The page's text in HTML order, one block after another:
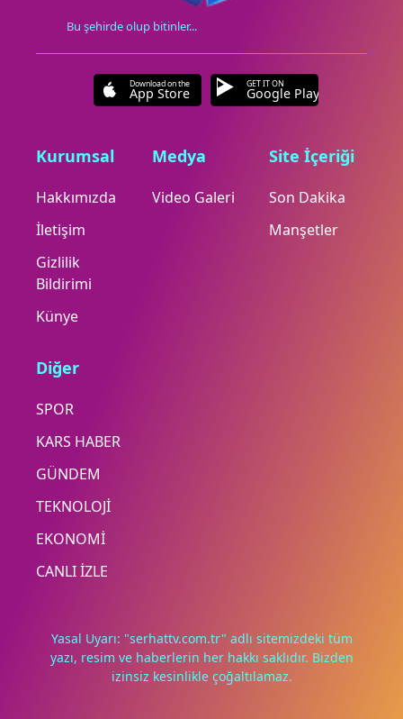
Bu şehirde olup bitinler...
Download on the
App Store
GET IT ON
Google Play
Kurumsal
Hakkımızda
İletişim
Gizlilik
Bildirimi
Künye
Medya
Video Galeri
Site İçeriği
Son Dakika
Manşetler
Diğer
SPOR
KARS HABER
GÜNDEM
TEKNOLOJİ
EKONOMİ
CANLI İZLE
Yasal Uyarı: "serhattv.com.tr" adlı sitemizdeki tüm
yazı, resim ve haberlerin her hakkı saklıdır. Bizden
izinsiz kesinlikle çoğaltılamaz.